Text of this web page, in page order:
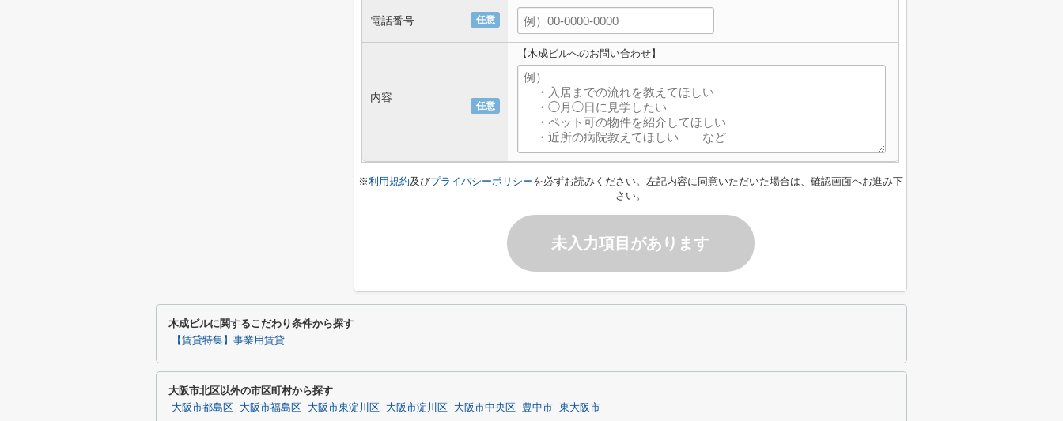
任意
電話番号
任意
内容
【木成ビルへのお問い合わせ】
※利用規約及びプライバシーポリシーを必ずお読みください。左記内容に同意いただいた場合は、確認画面へお進み下
さい。
未入力項目があります
木成ビルに関するこだわり条件から探す
【賃貸特集】事業用賃貸
大阪市北区以外の市区町村から探す
大阪市都島区 大阪市福島区 大阪市東淀川区 大阪市淀川区 大阪市中央区 豊中市 東大阪市